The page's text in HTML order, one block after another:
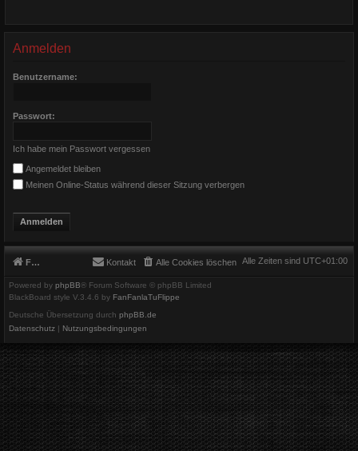
Anmelden
Benutzername:
Passwort:
Ich habe mein Passwort vergessen
Angemeldet bleiben
Meinen Online-Status während dieser Sitzung verbergen
Foren-Übersicht Alle Zeiten sind UTC+01:00
Alle Cookies löschen
Kontakt
Powered by phpBB® Forum Software © phpBB Limited
BlackBoard style V.3.4.6 by FanFanlaTuFlippe
Deutsche Übersetzung durch phpBB.de
Datenschutz | Nutzungsbedingungen